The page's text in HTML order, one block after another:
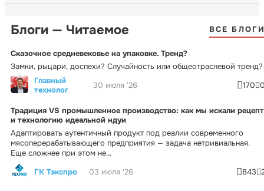
Блоги — Читаемое ВСЕ
Сказочное средневековье на упаковке. Тренд?
Замки, рыцари, доспехи? Случайность или общеотраслевой тренд?
Главный
технолог
30 июля '26 170
Традиция VS промышленное производство: как мы искали рецепт
и технологию идеальной ндуи
Адаптировать аутентичный продукт под реалии современного
мясоперерабатывающего предприятия — задача нетривиальная.
Еще сложнее при этом не...
ГК Тэкспро
03 июля '26 843